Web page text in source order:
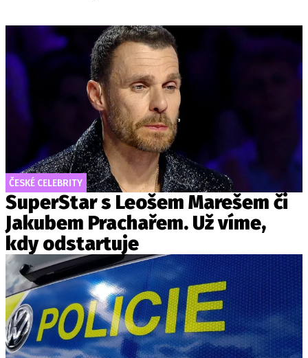
ČESKÉ CELEBRITY
SuperStar s Leošem Marešem či
Jakubem Prachařem. Už víme,
kdy odstartuje